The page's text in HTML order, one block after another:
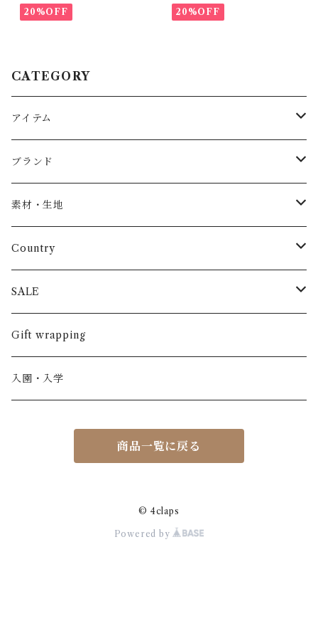
20%OFF 20%OFF
CATEGORY
アイテム
Baby
トップス
長袖
半袖
パンツ
長ズボン
半ズボン
スカート
ワンピース
カーディガン / 羽織もの
ブランド
AS WE GROW
ARCH&LINE
BABE & TESS
BOBOCHOSES
BONHEUR DU JOUR
素材・生地
コットン 100%
リネン( 麻 )
ウール
アルパカ
Country
France / フランス
Italy / イタリア
NY / ニューヨーク
Spain / スペイン
SALE
男の子
女の子
くつ・帽子・Bag
Gift wrapping
入園・入学
商品一覧に戻る
© 4claps
Powered by